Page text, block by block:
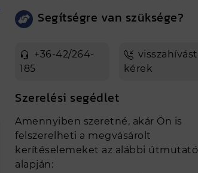
Segítségre van szüksége?
+36-42/264-
185
visszahívást
kérek
Szerelési segédlet
Amennyiben szeretné, akár Ön is
felszerelheti a megvásárolt
kerítéselemeket az alábbi útmutató
alapján: